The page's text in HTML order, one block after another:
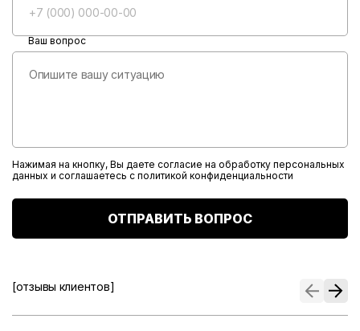
Ваш вопрос
Нажимая на кнопку, Вы даете согласие на обработку персональных
данных и соглашаетесь с политикой конфиденциальности
ОТПРАВИТЬ ВОПРОС
[отзывы клиентов]